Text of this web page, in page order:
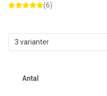
3 varianter
Antal
(6)